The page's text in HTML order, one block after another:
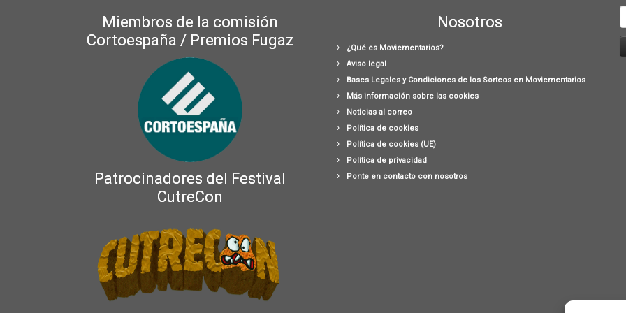
Miembros de la comisión
Cortoespaña / Premios Fugaz
Patrocinadores del Festival
CutreCon
Nosotros
¿Qué es Moviementarios?
Aviso legal
Bases Legales y Condiciones de los Sorteos en Moviementarios
Más información sobre las cookies
Noticias al correo
Política de cookies
Política de cookies (UE)
Política de privacidad
Ponte en contacto con nosotros